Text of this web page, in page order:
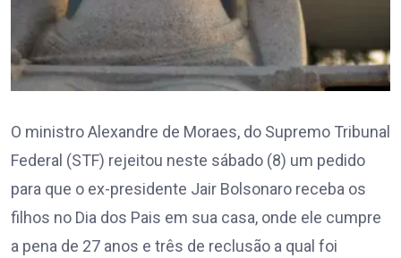
O ministro Alexandre de Moraes, do Supremo Tribunal
Federal (STF) rejeitou neste sábado (8) um pedido
para que o ex-presidente Jair Bolsonaro receba os
filhos no Dia dos Pais em sua casa, onde ele cumpre
a pena de 27 anos e três de reclusão a qual foi